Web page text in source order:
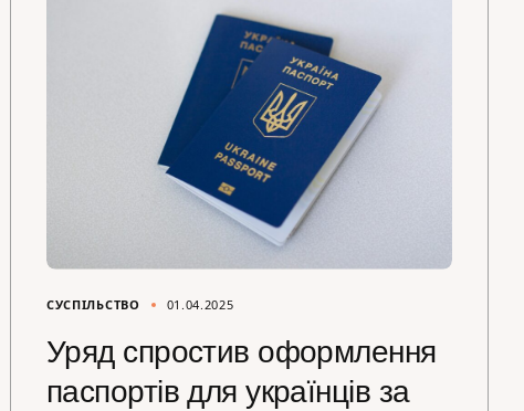
СУСПІЛЬСТВО 01.04.2025
Уряд спростив оформлення
паспортів для українців за